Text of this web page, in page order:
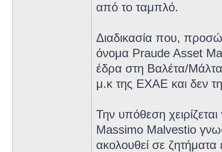
από το ταμπλό.
Διαδικασία που,
όνομα Praude Asset
έδρα στη Βαλέτα/
μ.κ της ΕΧΑΕ και δεν
Την υπόθεση
Massimo Malvestio
ακολουθεί σε